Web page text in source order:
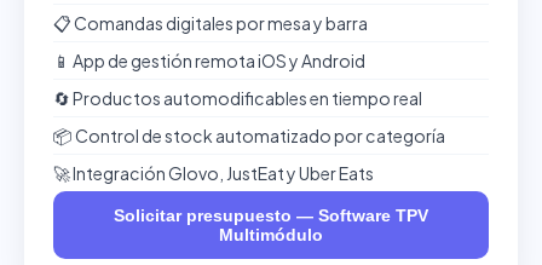
📋 Comandas digitales por mesa y barra
📱 App de gestión remota iOS y Android
🔄 Productos automodificables en tiempo real
📦 Control de stock automatizado por categoría
🚀 Integración Glovo, JustEat y Uber Eats
Solicitar presupuesto — Software TPV
Multimódulo